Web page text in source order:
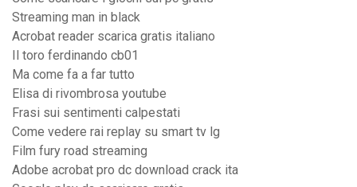
Streaming man in black
Acrobat reader scarica gratis italiano
Il toro ferdinando cb01
Ma come fa a far tutto
Elisa di rivombrosa youtube
Frasi sui sentimenti calpestati
Come vedere rai replay su smart tv lg
Film fury road streaming
Adobe acrobat pro dc download crack ita